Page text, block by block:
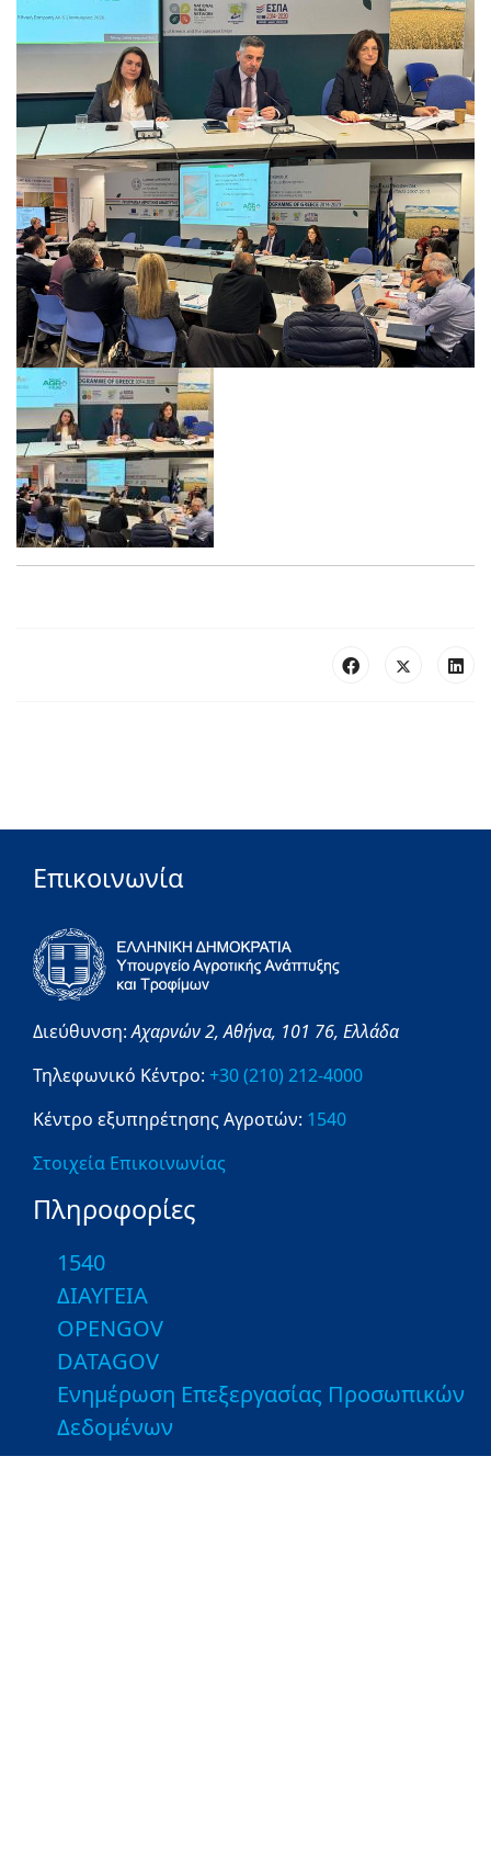
Επικοινωνία
Διεύθυνση:Αχαρνών 2,Αθήνα, 101 76, Ελλάδα
Τηλεφωνικό Κέντρο: +30 (210) 212-4000
Κέντρο εξυπηρέτησης Αγροτών: 1540
Στοιχεία Επικοινωνίας
Πληροφορίες
1540
ΔΙΑΥΓΕΙΑ
OPENGOV
DATAGOV
Ενημέρωση Επεξεργασίας Προσωπικών
Δεδομένων